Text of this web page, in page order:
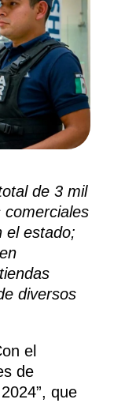
de 3 mil
comerciales
el estado;
diversos
el
de
que